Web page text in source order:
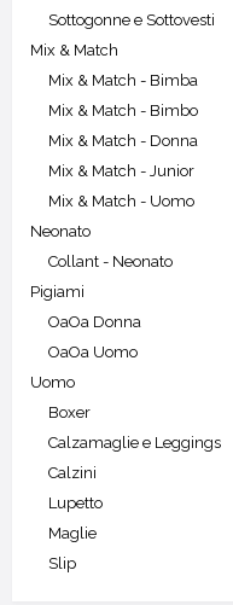
Sottogonne e Sottovesti
Mix & Match
Mix & Match - Bimba
Mix & Match - Bimbo
Mix & Match - Donna
Mix & Match - Junior
Mix & Match - Uomo
Neonato
Collant - Neonato
Pigiami
OaOa Donna
OaOa Uomo
Uomo
Boxer
Calzamaglie e Leggings
Calzini
Lupetto
Maglie
Slip